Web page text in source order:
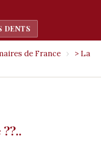
de France ›
> La